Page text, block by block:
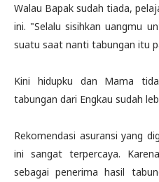
Walau Bapak sudah tiada,
ini. "Selalu sisihkan uangmu
suatu saat nanti tabungan itu
Kini hidupku dan Mama
tabungan dari Engkau sudah
Rekomendasi asuransi yang
ini sangat terpercaya.
sebagai penerima hasil